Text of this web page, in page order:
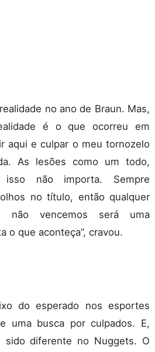
no ano de Braun. Mas,
é o que ocorreu em
aqui e culpar o meu tornozelo
As lesões como um todo,
não importa. Sempre
no título, então qualquer
não vencemos será uma
o que aconteça”, cravou.
do esperado nos esportes
uma busca por culpados. E,
sido diferente no Nuggets. O